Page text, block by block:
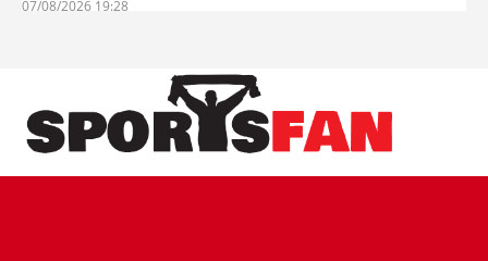
07/08/2026 19:28